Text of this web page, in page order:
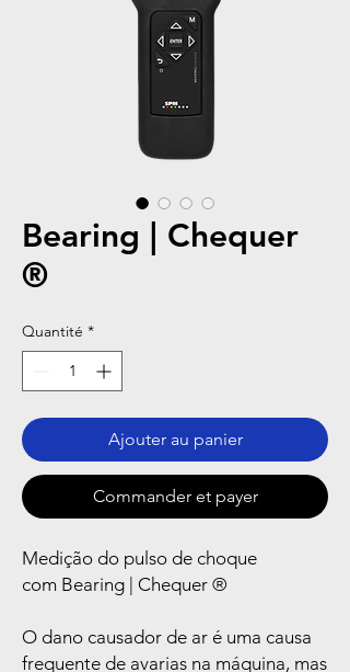
Bearing | Chequer
®️
Quantité *
Ajouter au panier
Commander et payer
Medição do pulso de choque
com Bearing | Chequer ®️
O dano causador de ar é uma causa
frequente de avarias na máquina, mas